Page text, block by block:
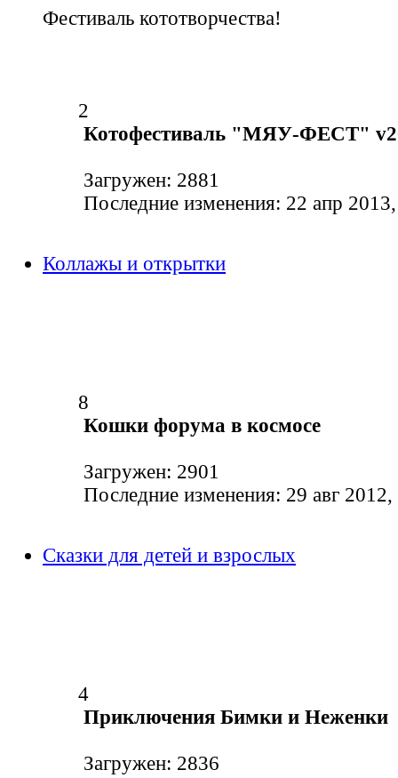
Фестиваль кототворчества!
2
Котофестиваль "МЯУ-ФЕСТ"
Загружен: 2881
Последние изменения: 22 апр
Коллажы и открытки
8
Кошки форума в космосе
Загружен: 2901
Последние изменения: 29 авг
Сказки для детей и взрослых
4
Приключения Бимки и Неженки
Загружен: 2836